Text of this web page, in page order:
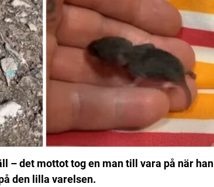
– det mottot tog en man till vara på när han
den lilla varelsen.